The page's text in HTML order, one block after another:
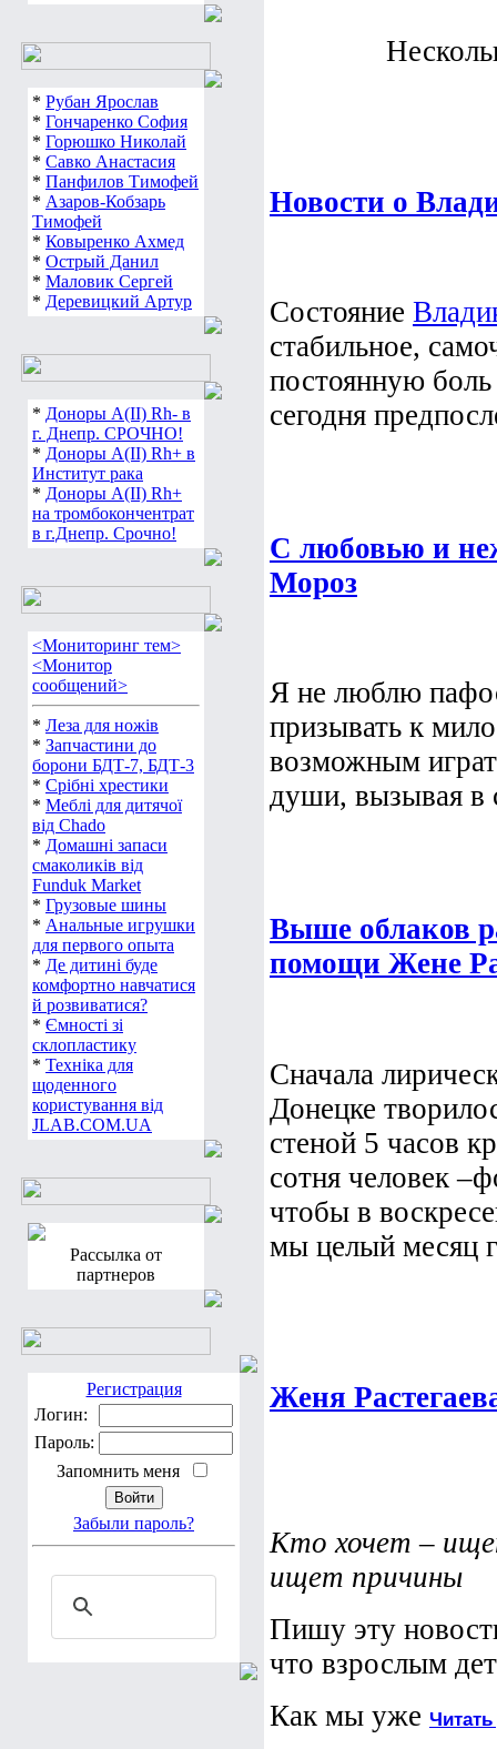
* Рубан Ярослав
* Гончаренко София
* Горюшко Николай
* Савко Анастасия
* Панфилов Тимофей
* Азаров-Кобзарь
Тимофей
* Ковыренко Ахмед
* Острый Данил
* Маловик Сергей
* Деревицкий Артур
* Доноры А(ІІ) Rh- в
г. Днепр. СРОЧНО!
* Доноры А(ІІ) Rh+ в
Институт рака
* Доноры А(ІІ) Rh+
на тромбокончентрат
в г.Днепр. Срочно!
<Мониторинг тем>
<Монитор
сообщений>
* Леза для ножів
* Запчастини до
борони БДТ-7, БДТ-3
* Срібні хрестики
* Меблі для дитячої
від Chado
* Домашні запаси
смаколиків від
Funduk Market
* Грузовые шины
* Анальные игрушки
для первого опыта
* Де дитині буде
комфортно навчатися
й розвиватися?
* Ємності зі
склопластику
* Техніка для
щоденного
користування від
JLAB.COM.UA
Рассылка от
партнеров
Регистрация
Логин:
Пароль:
Запомнить меня
Забыли пароль?
Новости о
Состояние
стабильное,
постоянную
сегодня
С любовью и
Мороз
Я не люблю
призывать к
возможным
души, вызывая в
Выше облаков
помощи Жене
Сначала
Донецке
стеной 5 часов
сотня человек
чтобы в
мы целый месяц
Женя
Кто хочет –
ищет причины
Пишу эту
что взрослым
Как мы уже